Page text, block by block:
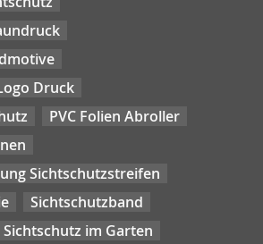
Druck
PVC Folien Abroller
Sichtschutzstreifen
Sichtschutzband
Sichtschutz im Garten